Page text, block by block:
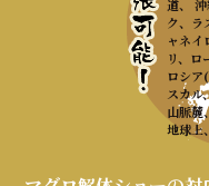
道、
ク、ラ
ャネイ
リ、ロ
ロシア
スカル
山脈
地球上